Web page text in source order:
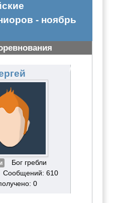
- ноябрь
#2647
Бог гребли
Сообщений: 610
0